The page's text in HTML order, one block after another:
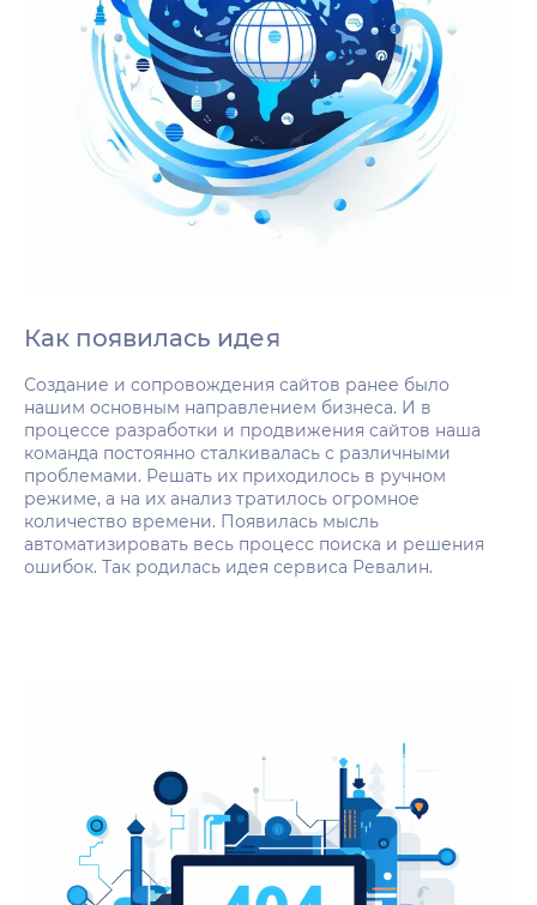
Как появилась идея
Создание и сопровождения сайтов ранее было
нашим основным направлением бизнеса. И в
процессе разработки и продвижения сайтов наша
команда постоянно сталкивалась с различными
проблемами. Решать их приходилось в ручном
режиме, а на их анализ тратилось огромное
количество времени. Появилась мысль
автоматизировать весь процесс поиска и решения
ошибок. Так родилась идея сервиса Ревалин.